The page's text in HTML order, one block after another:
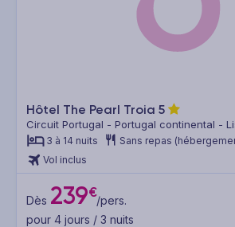
Hôtel The Pearl Troia 5
Circuit Portugal - Portugal continental -
3 à 14 nuits
Sans repas
Vol inclus
Dès 239€/pers.
pour 4 jours / 3 nuits